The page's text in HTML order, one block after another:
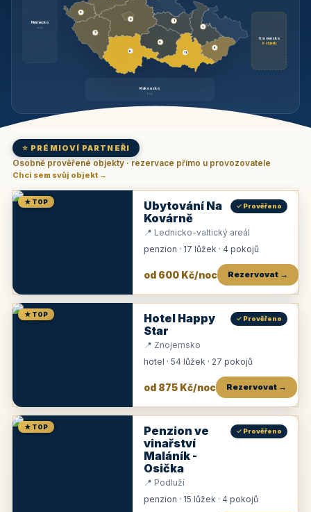
Německo
brzy
Slovensko
6 objektů
Rakousko
brzy
3
9
3
3
1
2
11
1
6
⭐ PRÉMIOVÍ PARTNEŘI
Osobně prověřené objekty · rezervace přímo u provozovatele
Chci sem svůj objekt →
★ TOP
Ubytování Na
Kovárně
✓ Prověřeno
📍 Lednicko-valtický areál
penzion · 17 lůžek · 4 pokojů
od 600 Kč/noc Rezervovat →
★ TOP
Hotel Happy
Star
✓ Prověřeno
📍 Znojemsko
hotel · 54 lůžek · 27 pokojů
od 875 Kč/noc Rezervovat →
★ TOP
Penzion ve
vinařství
Maláník -
Osička
✓ Prověřeno
📍 Podluží
penzion · 15 lůžek · 4 pokojů